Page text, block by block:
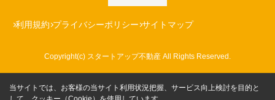
利用規約 プライバシーポリシー サイトマップ
Copyright(c) スタートアップ不動産 All Rights Reserved.
当サイトでは、お客様の当サイト利用状況把握、サービス向上検討を目的と